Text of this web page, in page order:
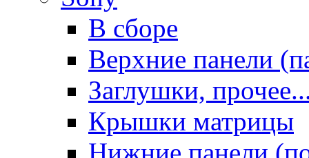
В сборе
Верхние панели
Заглушки,
Крышки матрицы
Нижние панели